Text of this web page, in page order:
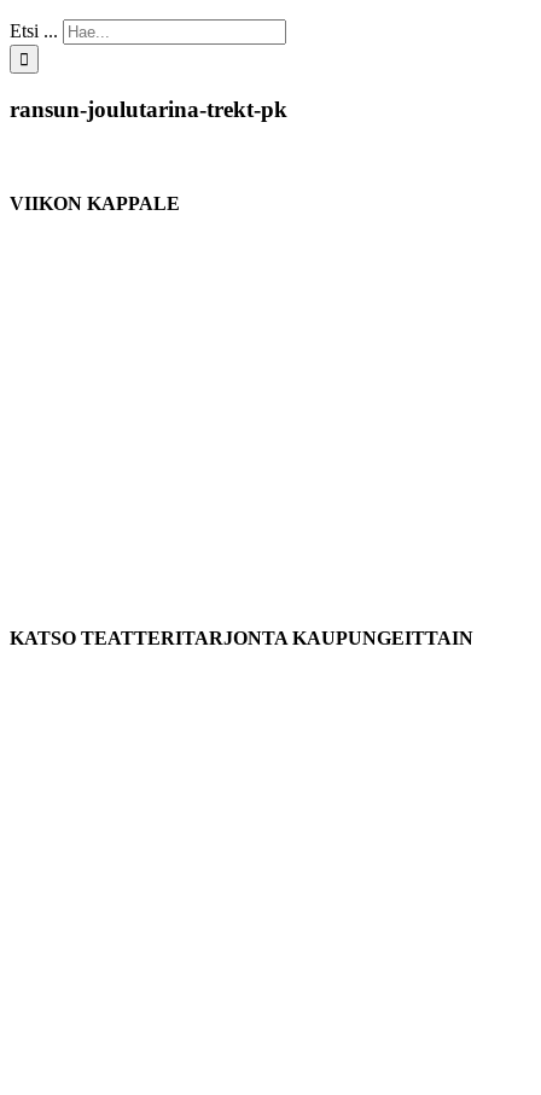
Etsi ...
ransun-joulutarina-trekt-pk
VIIKON KAPPALE
KATSO TEATTERITARJONTA KAUPUNGEITTAIN